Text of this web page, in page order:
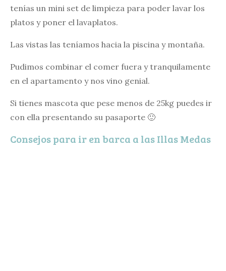
tenías un mini set de limpieza para poder lavar los
platos y poner el lavaplatos.
Las vistas las teníamos hacia la piscina y montaña.
Pudimos combinar el comer fuera y tranquilamente
en el apartamento y nos vino genial.
Si tienes mascota que pese menos de 25kg puedes ir
con ella presentando su pasaporte 🙂
Consejos para ir en barca a las Illas Medas